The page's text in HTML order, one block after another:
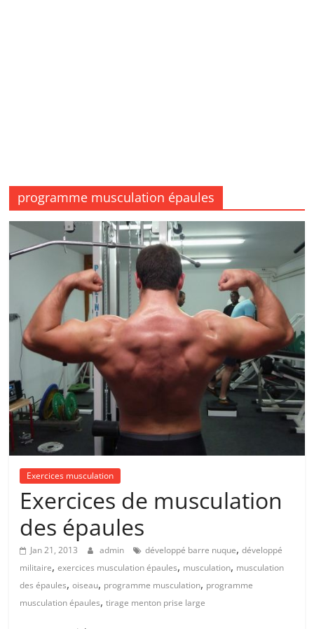
programme musculation épaules
Exercices musculation
Exercices de musculation
des épaules
Jan 21, 2013 admin développé barre nuque,développé
militaire,exercices musculation épaules, musculation, musculation
des épaules,oiseau, programme musculation, programme
musculation épaules,tirage menton prise large